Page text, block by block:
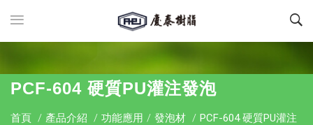
PCF-604 硬質PU灌注發泡
首頁 / 產品介紹 / 功能應用 / 發泡材 / PCF-604 硬質PU灌注